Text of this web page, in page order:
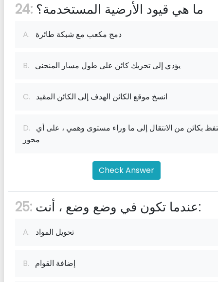
24: ما هي قيود الأرضية المستخدمة؟
A. دمج مكعب مع شبكة طائرة
B. يؤدي إلى تحريك كائن على طول مسار المنحنى
C. انسخ موقع الكائن الهدف إلى الكائن المقيد
D.
محور
Check Answer
25: عندما تكون في وضع وضع ، أنت:
A. تحويل المواد
B. إضافة القوام